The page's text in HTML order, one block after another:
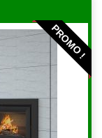
PROMO !